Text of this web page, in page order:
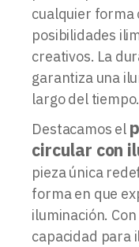
cualquier forma
posibilidades
creativos. La
garantiza una
largo del tiempo.
Destacamos el
circular con
pieza única
forma en que
iluminación.
capacidad para